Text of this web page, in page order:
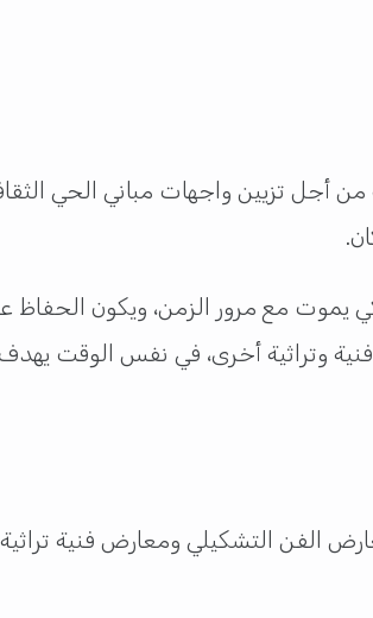
أجل تزيين واجهات مباني الحي
يموت مع مرور الزمن، ويكون الحفاظ
وتراثية أخرى، في نفس الوقت
الفن التشكيلي ومعارض فنية